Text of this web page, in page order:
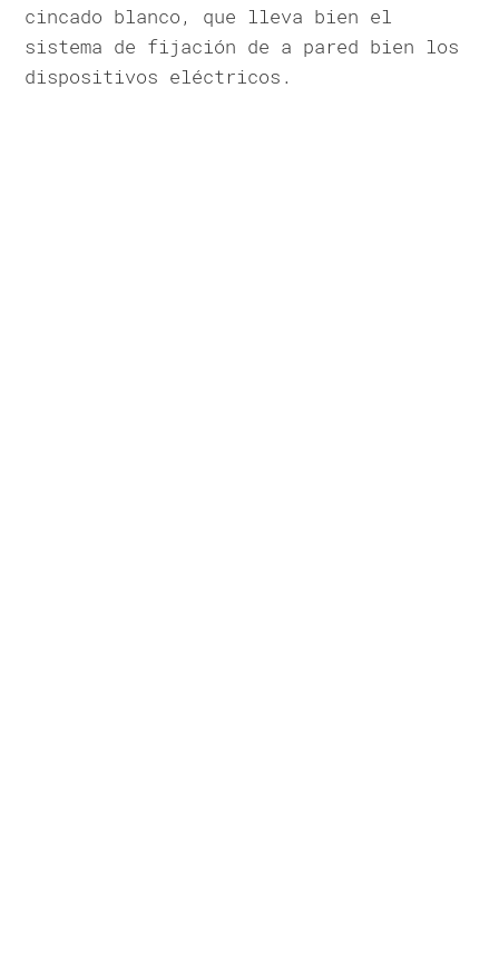
cincado blanco, que lleva bien el
sistema de fijación de a pared bien los
dispositivos eléctricos.